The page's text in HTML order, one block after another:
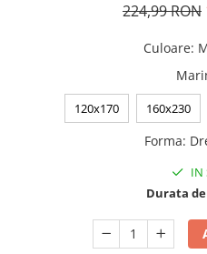
224,99 RON
Culoare:
120x170 160x230
Forma:
IN
Durata